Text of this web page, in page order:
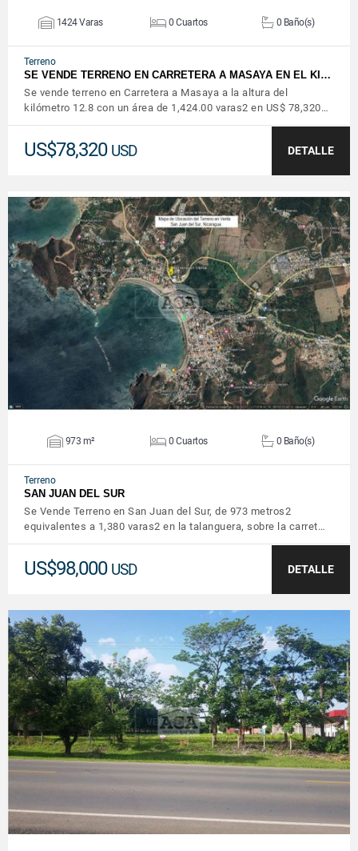
1424 Varas 0 Cuartos 0 Baño(s)
Terreno
SE VENDE TERRENO EN CARRETERA A MASAYA EN EL KI…
Se vende terreno en Carretera a Masaya a la altura del
kilómetro 12.8 con un área de 1,424.00 varas2 en US$ 78,320…
US$78,320 USD DETALLE
VER DETALLES
973 m² 0 Cuartos 0 Baño(s)
Terreno
SAN JUAN DEL SUR
Se Vende Terreno en San Juan del Sur, de 973 metros2
equivalentes a 1,380 varas2 en la talanguera, sobre la carret…
US$98,000 USD DETALLE
VER DETALLES